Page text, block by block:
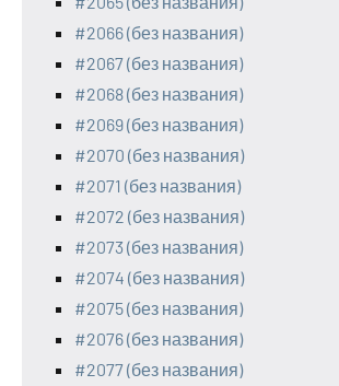
#2066 (без названия)
#2067 (без названия)
#2068 (без названия)
#2069 (без названия)
#2070 (без названия)
#2071 (без названия)
#2072 (без названия)
#2073 (без названия)
#2074 (без названия)
#2075 (без названия)
#2076 (без названия)
#2077 (без названия)